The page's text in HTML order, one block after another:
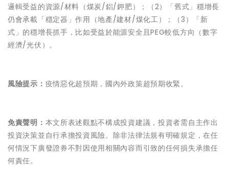
邏輯受益的資源/材料（煤炭/鋁/鉀肥）；（2）「舊式」穩增長
仍會承載「穩定器」作用（地產/建材/煤化工）；（3）「新
式」的穩增長抓手，比如受益​於​能源安全且PEG較低方向（​數​字​
經​​濟​/光伏）。
風險提示： 疫情惡化超預期，國內外政策超預期收緊。
免責聲明： 本文所表述觀點不構成投資建議，投資者需自主作出
投資決策並自行承擔投資風險。除非法律法規有明確規定，在任
何情況下廣發證券不對因使用相關內容而引致的任何損失承擔任
何責任。